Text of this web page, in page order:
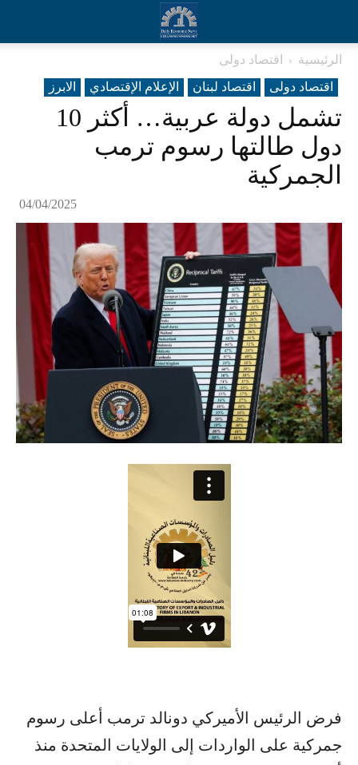
الرئيسية
اقتصاد دولی
اقتصاد دولی
اقتصاد لبنان الإعلام الإقتصادي الابرز
تشمل دولة عربية… أكثر 10
دول طالتها رسوم ترمب
الجمركية
04/04/2025
فرض الرئيس الأميركي دونالد ترمب أعلى رسوم
جمركية على الواردات إلى الولايات المتحدة منذ